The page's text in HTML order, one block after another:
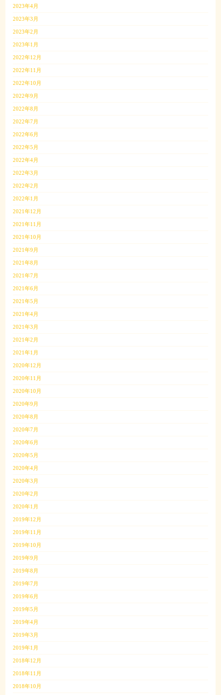
2023年4月
2023年3月
2023年2月
2023年1月
2022年12月
2022年11月
2022年10月
2022年9月
2022年8月
2022年7月
2022年6月
2022年5月
2022年4月
2022年3月
2022年2月
2022年1月
2021年12月
2021年11月
2021年10月
2021年9月
2021年8月
2021年7月
2021年6月
2021年5月
2021年4月
2021年3月
2021年2月
2021年1月
2020年12月
2020年11月
2020年10月
2020年9月
2020年8月
2020年7月
2020年6月
2020年5月
2020年4月
2020年3月
2020年2月
2020年1月
2019年12月
2019年11月
2019年10月
2019年9月
2019年8月
2019年7月
2019年6月
2019年5月
2019年4月
2019年3月
2019年1月
2018年12月
2018年11月
2018年10月